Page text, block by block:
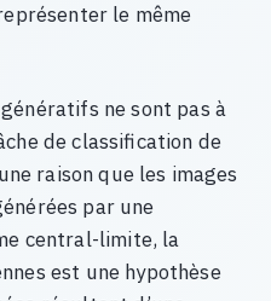
le même
ne sont pas à
de classification de
raison que les images
par une
central-limite, la
est une hypothèse